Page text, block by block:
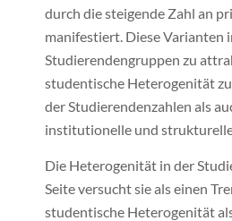
durch die steigende Zahl an
manifestiert. Diese Varianten
Studierendengruppen zu
studentische Heterogenität
der Studierendenzahlen als
institutionelle und strukturelle
Die Heterogenität in der
Seite versucht sie als einen
studentische Heterogenität